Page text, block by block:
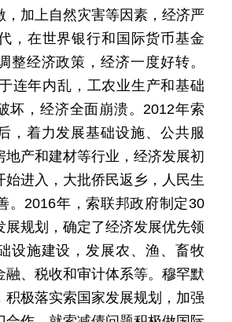
，加上自然灾害等因素，经济严
，在世界银行和国际货币基金
整经济政策，经济一度好转。
连年内乱，工农业生产和基础
坏，经济全面崩溃。2012年索
，着力发展基础设施、公共服
地产和建材等行业，经济发展初
始进入，大批侨民返乡，人民生
。2016年，索联邦政府制定30
展规划，确定了经济发展优先领
设施建设，发展农、渔、畜牧
融、税收和审计体系等。穆罕默
积极落实索国家发展规划，加强